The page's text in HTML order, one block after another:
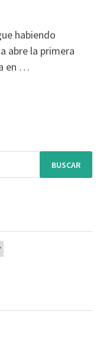
habiendo
abre la primera
en …